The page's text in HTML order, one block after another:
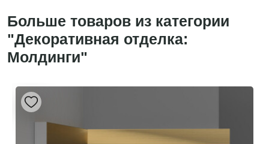
Больше товаров из категории
"Декоративная отделка:
Молдинги"